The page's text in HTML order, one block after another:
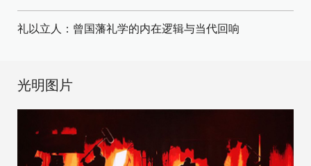
礼以立人：曾国藩礼学的内在逻辑与当代回响
光明图片